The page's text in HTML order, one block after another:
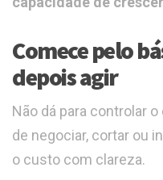
Comece pelo
depois agir
Não dá para controlar
de negociar, cortar ou
o custo com clareza.